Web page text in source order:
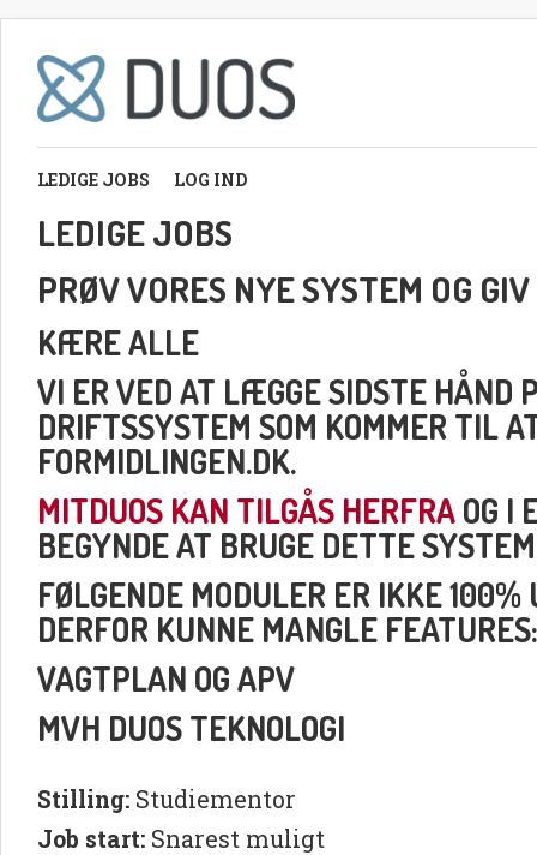
LEDIGE JOBS LOG IND
LEDIGE JOBS
PRØV VORES NYE SYSTEM OG
KÆRE ALLE
VI ER VED AT LÆGGE SIDSTE HÅND
DRIFTSSYSTEM SOM KOMMER TIL
FORMIDLINGEN.DK.
MITDUOS KAN TILGÅS HERFRAOG I
BEGYNDE AT BRUGE DETTE
FØLGENDE MODULER ER IKKE 100%
DERFOR KUNNE MANGLE FEATURES:
VAGTPLAN OG APV
MVH DUOS TEKNOLOGI
Stilling: Studiementor
Job start: Snarest muligt